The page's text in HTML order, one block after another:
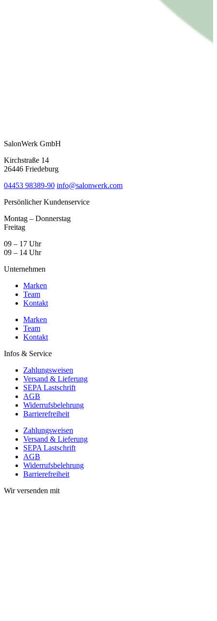
SalonWerk GmbH
Kirchstraße 14
26446 Friedeburg
04453 98389-90 info@salonwerk.com
Persönlicher Kundenservice
Montag – Donnerstag
Freitag
09 – 17 Uhr
09 – 14 Uhr
Unternehmen
Marken
Team
Kontakt
Marken
Team
Kontakt
Infos & Service
Zahlungsweisen
Versand & Lieferung
SEPA Lastschrift
AGB
Widerrufsbelehrung
Barrierefreiheit
Zahlungsweisen
Versand & Lieferung
SEPA Lastschrift
AGB
Widerrufsbelehrung
Barrierefreiheit
Wir versenden mit